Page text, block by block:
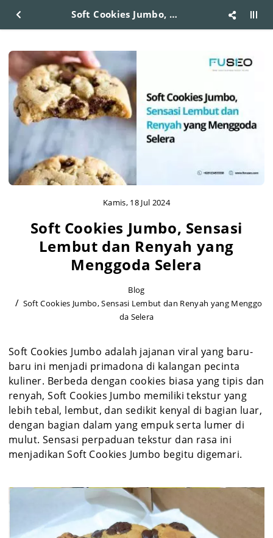
Soft Cookies Jumbo, Sensasi Lembut dan Renyah yang Menggoda Selera
Kamis, 18 Jul 2024
Soft Cookies Jumbo, Sensasi
Lembut dan Renyah yang
Menggoda Selera
Blog
Soft Cookies Jumbo, Sensasi Lembut dan Renyah yang Menggo
da Selera
Soft Cookies Jumbo adalah jajanan viral yang baru-
baru ini menjadi primadona di kalangan pecinta
kuliner. Berbeda dengan cookies biasa yang tipis dan
renyah, Soft Cookies Jumbo memiliki tekstur yang
lebih tebal, lembut, dan sedikit kenyal di bagian luar,
dengan bagian dalam yang empuk serta lumer di
mulut. Sensasi perpaduan tekstur dan rasa ini
menjadikan Soft Cookies Jumbo begitu digemari.